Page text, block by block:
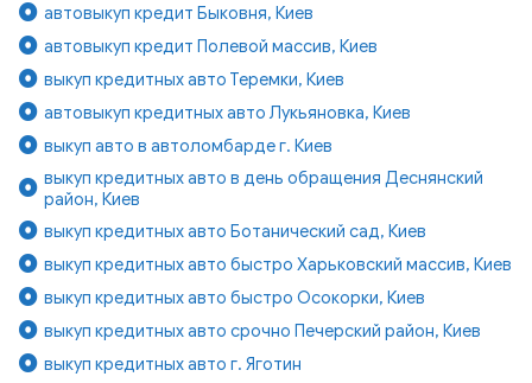
автовыкуп кредит Быковня, Киев
автовыкуп кредит Полевой массив, Киев
выкуп кредитных авто Теремки, Киев
автовыкуп кредитных авто Лукьяновка, Киев
выкуп авто в автоломбарде г. Киев
выкуп кредитных авто в день обращения Деснянский
район, Киев
выкуп кредитных авто Ботанический сад, Киев
выкуп кредитных авто быстро Харьковский массив, Киев
выкуп кредитных авто быстро Осокорки, Киев
выкуп кредитных авто срочно Печерский район, Киев
выкуп кредитных авто г. Яготин